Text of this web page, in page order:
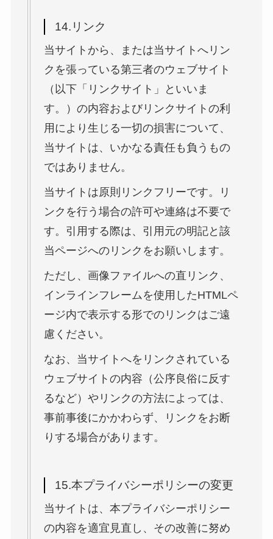
14.リンク
当サイトから、または当サイトへリン
クを張っている第三者のウェブサイト
（以下「リンクサイト」といいま
す。）の内容およびリンクサイトの利
用により生じる一切の損害について、
当サイトは、いかなる責任も負うもの
ではありません。
当サイトは原則リンクフリーです。リ
ンクを行う場合の許可や連絡は不要で
す。引用する際は、引用元の明記と該
当ページへのリンクをお願いします。
ただし、画像ファイルへの直リンク、
インラインフレームを使用したHTMLペ
ージ内で表示する形でのリンクはご遠
慮ください。
なお、当サイトへをリンクされている
ウェブサイトの内容（公序良俗に反す
るなど）やリンクの方法によっては、
事前事後にかかわらず、リンクをお断
りする場合があります。
15.本プライバシーポリシーの変更
当サイトは、本プライバシーポリシー
の内容を適宜見直し、その改善に努め